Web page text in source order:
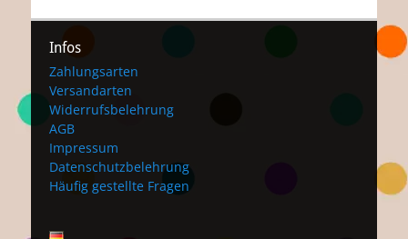
Infos
Zahlungsarten
Versandarten
Widerrufsbelehrung
AGB
Impressum
Datenschutzbelehrung
Häufig gestellte Fragen